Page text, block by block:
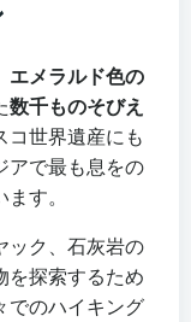
エメラルド色の
数千ものそびえ
コ世界遺産にも
アで最も息をの
す。
ック、石灰岩の
を探索するため
でのハイキング